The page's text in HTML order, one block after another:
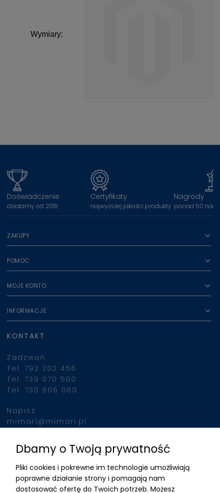
Wymiary:
Doświadczenie
działamy od 2011r.
Certyfikaty
najwyższej jakości produkty
Nagrody
ponad 50
ZAKUPY
POMOC
MOJE KONTO
INFORMACJE
KONTAKT
Zadzwoń
Tel. 792 202 456
Tel. 739 070 500
Tel. 730 806 060
Napisz
mimari@mimari.pl
Znajdziesz nas
ADRES
Dbamy o Twoją prywatność
Pliki cookies i pokrewne im technologie umożliwiają
poprawne działanie strony i pomagają nam
dostosować ofertę do Twoich potrzeb. Możesz